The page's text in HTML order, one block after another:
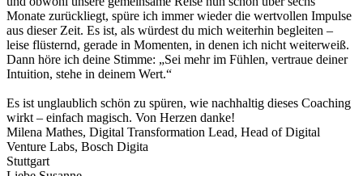
Monate zurückliegt, spüre ich immer wieder die wertvollen Impulse
aus dieser Zeit. Es ist, als würdest du mich weiterhin begleiten –
leise flüsternd, gerade in Momenten, in denen ich nicht weiterweiß.
Dann höre ich deine Stimme: „Sei mehr im Fühlen, vertraue deiner
Intuition, stehe in deinem Wert.“
Es ist unglaublich schön zu spüren, wie nachhaltig dieses Coaching
wirkt – einfach magisch. Von Herzen danke!
Milena Mathes, Digital Transformation Lead, Head of Digital
Venture Labs, Bosch Digita
Stuttgart